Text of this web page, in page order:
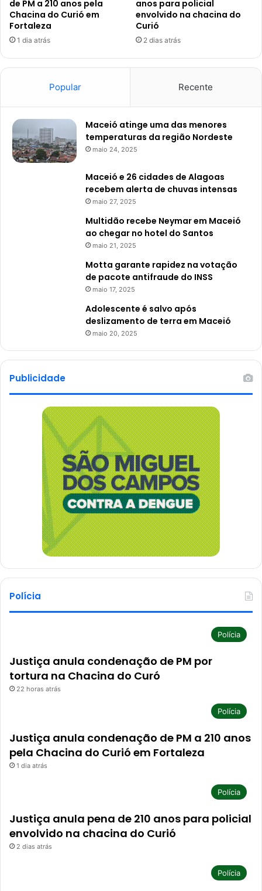
de PM a 210 anos pela
Chacina do Curió em
Fortaleza
1 dia atrás
anos para policial
envolvido na chacina do
Curió
2 dias atrás
Popular Recente
Maceió atinge uma das menores
temperaturas da região Nordeste
maio 24, 2025
Maceió e 26 cidades de Alagoas
recebem alerta de chuvas intensas
maio 27, 2025
Multidão recebe Neymar em Maceió
ao chegar no hotel do Santos
maio 21, 2025
Motta garante rapidez na votação
de pacote antifraude do INSS
maio 17, 2025
Adolescente é salvo após
deslizamento de terra em Maceió
maio 20, 2025
Publicidade
Polícia
Polícia
Justiça anula condenação de PM por
tortura na Chacina do Curó
22 horas atrás
Polícia
Justiça anula condenação de PM a 210 anos
pela Chacina do Curió em Fortaleza
1 dia atrás
Polícia
Justiça anula pena de 210 anos para policial
envolvido na chacina do Curió
2 dias atrás
Polícia